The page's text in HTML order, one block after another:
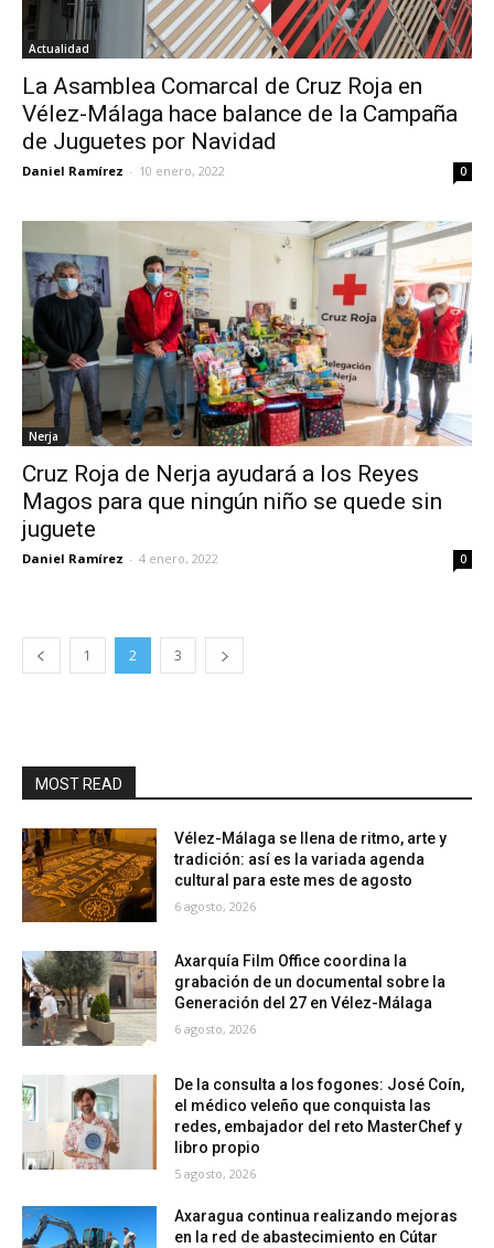
Actualidad
La Asamblea Comarcal de Cruz Roja en
Vélez-Málaga hace balance de la Campaña
de Juguetes por Navidad
Daniel Ramírez - 10 enero, 2022 0
Nerja
Cruz Roja de Nerja ayudará a los Reyes
Magos para que ningún niño se quede sin
juguete
Daniel Ramírez - 4 enero, 2022 0
1 2 3
MOST READ
Vélez-Málaga se llena de ritmo, arte y
tradición: así es la variada agenda
cultural para este mes de agosto
6 agosto, 2026
Axarquía Film Office coordina la
grabación de un documental sobre la
Generación del 27 en Vélez-Málaga
6 agosto, 2026
De la consulta a los fogones: José Coín,
el médico veleño que conquista las
redes, embajador del reto MasterChef y
libro propio
5 agosto, 2026
Axaragua continua realizando mejoras
en la red de abastecimiento en Cútar